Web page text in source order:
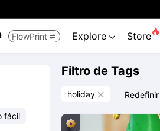
FlowPrint  Explore  Store
fácil
Filtro de Tags
holiday  Redefinir